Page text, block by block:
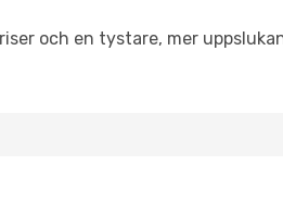
och en tystare, mer